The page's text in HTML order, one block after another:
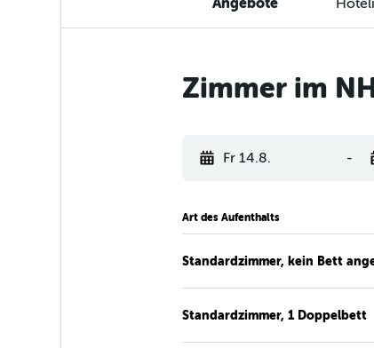
Zimmer im
Fr 14.8. -
Art des Aufenthalts
Standardzimmer, kein Bett
Standardzimmer, 1 Doppelbett